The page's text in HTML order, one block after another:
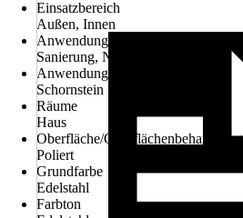
Einsatzbereich
Außen, Innen
Anwendung
Sanierung, Neubau
Anwendungsbereich
Schornstein
Räume
Haus
Oberfläche/Oberflächenbehandlung
Poliert
Grundfarbe
Edelstahl
Farbton